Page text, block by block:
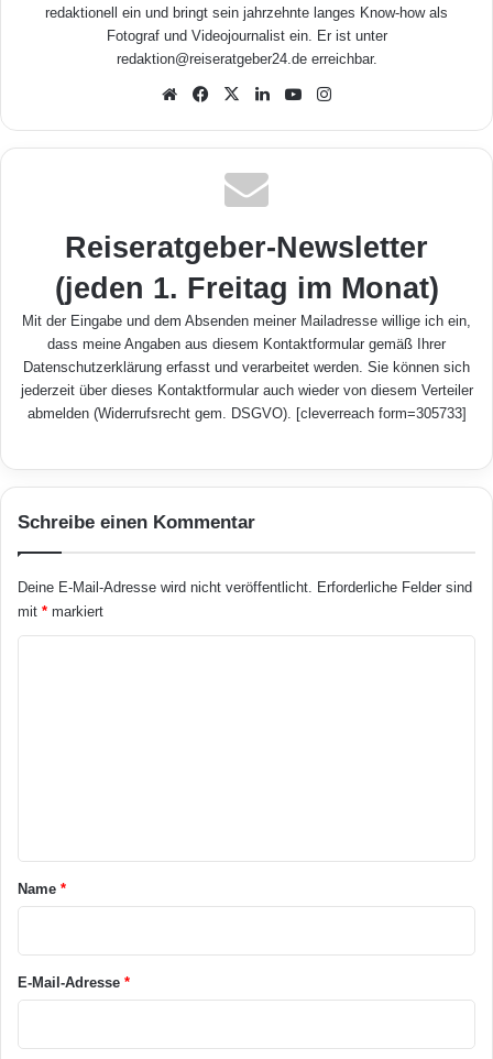
redaktionell ein und bringt sein jahrzehnte langes Know-how als
Fotograf und Videojournalist ein. Er ist unter
redaktion@reiseratgeber24.de erreichbar.
We
ite
Fa
ook
X
Lin
In
Yo
be am
Reiseratgeber-Newsletter
(jeden 1. Freitag im Monat)
Mit der Eingabe und dem Absenden meiner Mailadresse willige ich ein,
dass meine Angaben aus diesem Kontaktformular gemäß Ihrer
Datenschutzerklärung erfasst und verarbeitet werden. Sie können sich
jederzeit über dieses Kontaktformular auch wieder von diesem Verteiler
abmelden (Widerrufsrecht gem. DSGVO). [cleverreach form=305733]
Schreibe einen Kommentar
Deine E-Mail-Adresse wird nicht veröffentlicht. Erforderliche Felder sind
mit * markiert
a
*
Name *
E-Mail-Adresse *